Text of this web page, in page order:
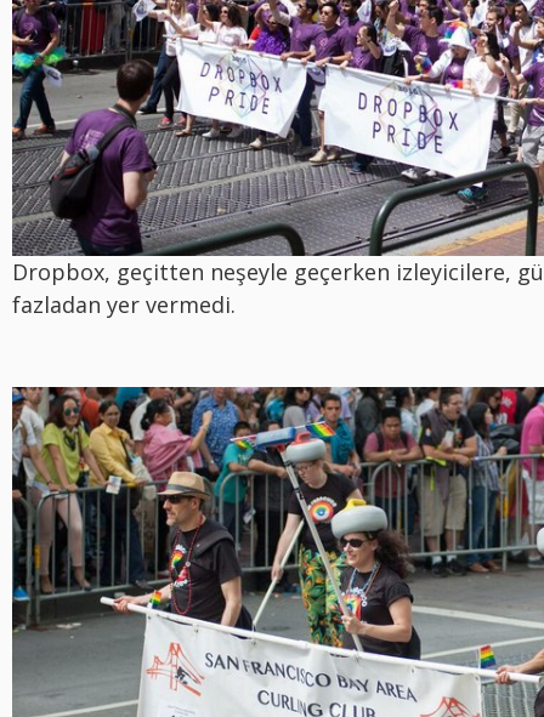
Dropbox, geçitten neşeyle geçerken izleyicilere,
fazladan yer vermedi.